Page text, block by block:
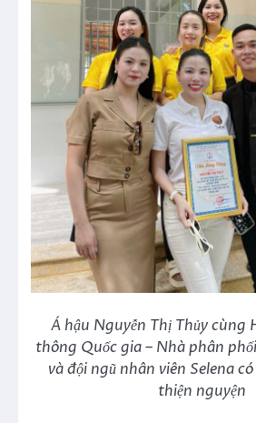
Á hậu Nguyễn Thị Thủy cùng
thông Quốc gia – Nhà phân
và đội ngũ nhân viên Selena
thiện nguyện